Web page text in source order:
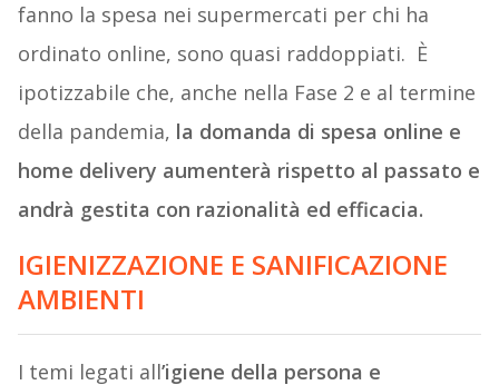
fanno la spesa nei supermercati per chi ha
ordinato online, sono quasi raddoppiati. È
ipotizzabile che, anche nella Fase 2 e al termine
della pandemia, la domanda di spesa online e
home delivery aumenterà rispetto al passato e
andrà gestita con razionalità ed efficacia.
IGIENIZZAZIONE E SANIFICAZIONE
AMBIENTI
I temi legati all’igiene della persona e